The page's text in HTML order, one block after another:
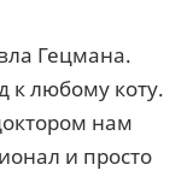
Гецмана.
к любому коту.
нам
и просто